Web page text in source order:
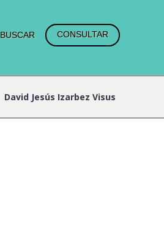
BUSCAR CONSULTAR
David Jesús Izarbez Visus